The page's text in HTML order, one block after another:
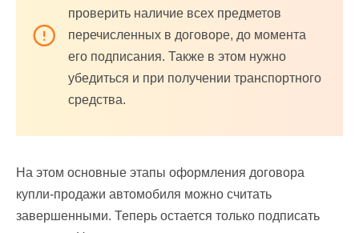
проверить наличие всех предметов
перечисленных в договоре, до момента
его подписания. Также в этом нужно
убедиться и при получении транспортного
средства.
На этом основные этапы оформления договора
купли-продажи автомобиля можно считать
завершенными. Теперь остается только подписать